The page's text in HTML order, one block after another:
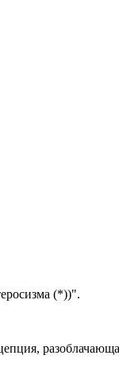
(*))".